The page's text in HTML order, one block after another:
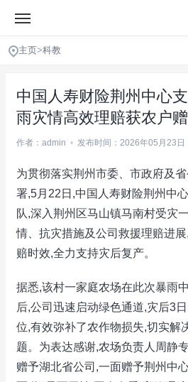
主页>科教
中国人寿财险荆州中心
雨灾情高效理赔获农户
作者：admin • 发布时间：2026年05月23日
为贯彻落实荆州市委、市政府及
署,5月22日,中国人寿财险荆州中
队,深入荆州区马山镇马南村受灾
情、抗灾措施及公司救援理赔进
赔时效,全力支持灾后复产。
据悉,该村一家庭农场在此次暴雨
后,公司迅速启动绿色通道,灾后3
位,有效弥补了农作物损失,切实解
题。为表达感谢,农场负责人周静
赠予湖北省公司,一面赠予荆州中